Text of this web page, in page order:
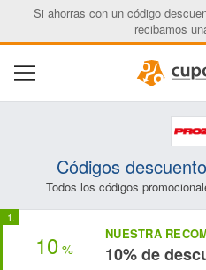
Si ahorras con un código
recibamos
Códigos descuento
Todos los códigos
10 %
NUESTRA
10% de